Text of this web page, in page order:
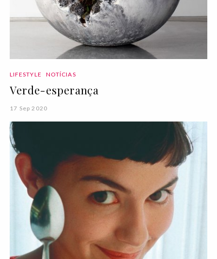
LIFESTYLE NOTÍCIAS
Verde-esperança
17 Sep 2020